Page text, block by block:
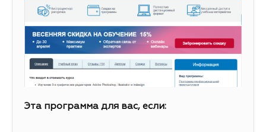
Эта программа для вас, если: